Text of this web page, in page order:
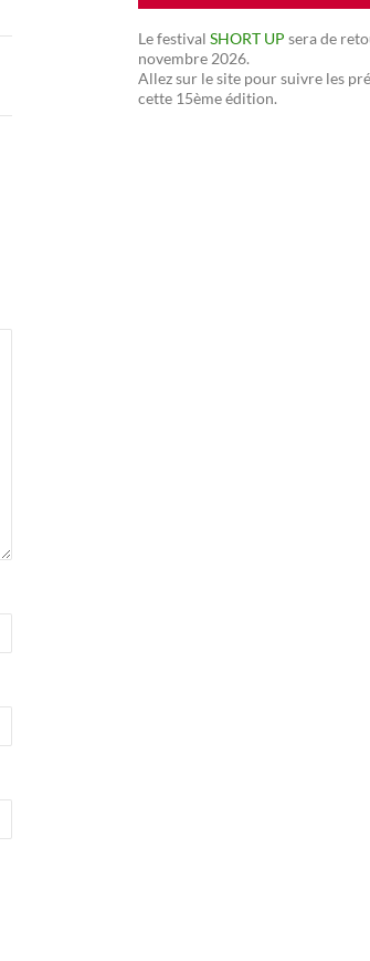
Le festival SHORT UP sera de
novembre 2026.
Allez sur le site pour suivre les
cette 15ème édition.